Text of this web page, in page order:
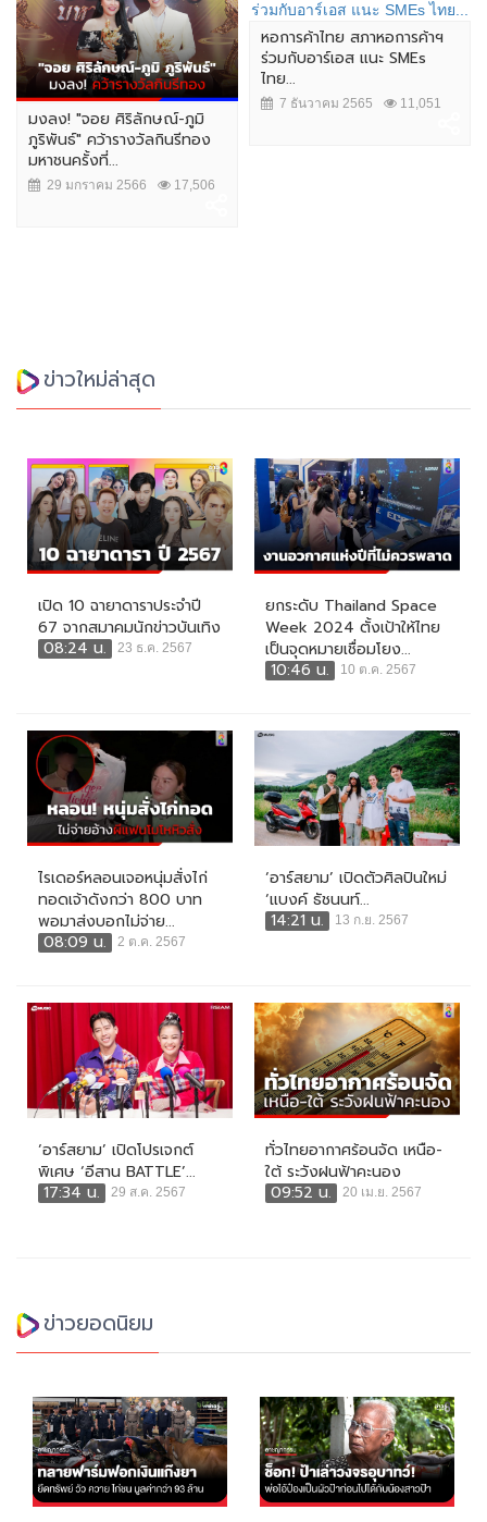
มงลง! "จอย ศิริลักษณ์-ภูมิ
ภูริพันธ์" คว้ารางวัลกินรีทอง
มหาชนครั้งที่...
29 มกราคม 2566 17,506
หอการค้าไทย สภาหอการค้าฯ
ร่วมกับอาร์เอส แนะ SMEs
ไทย...
7 ธันวาคม 2565 11,051
ข่าวใหม่ล่าสุด
เปิด 10 ฉายาดาราประจำปี
67 จากสมาคมนักข่าวบันเทิง
08:24 น.
23 ธ.ค. 2567
ยกระดับ Thailand Space
Week 2024 ตั้งเป้าให้ไทย
เป็นจุดหมายเชื่อมโยง...
10:46 น.
10 ต.ค. 2567
ไรเดอร์หลอนเจอหนุ่มสั่งไก่
ทอดเจ้าดังกว่า 800 บาท
พอมาส่งบอกไม่จ่าย...
08:09 น.
2 ต.ค. 2567
‘อาร์สยาม’ เปิดตัวศิลปินใหม่
‘แบงค์ ธัชนนท์...
14:21 น.
13 ก.ย. 2567
‘อาร์สยาม’ เปิดโปรเจกต์
พิเศษ ‘อีสาน BATTLE’...
17:34 น.
29 ส.ค. 2567
ทั่วไทยอากาศร้อนจัด เหนือ-
ใต้ ระวังฝนฟ้าคะนอง
09:52 น.
20 เม.ย. 2567
ข่าวยอดนิยม